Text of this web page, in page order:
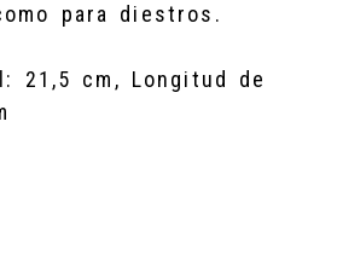
para diestros.
21,5 cm, Longitud de